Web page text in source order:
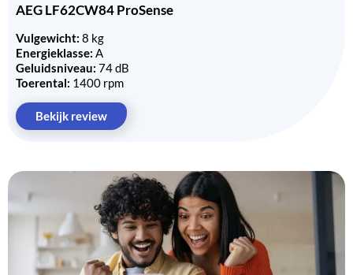
AEG LF62CW84 ProSense
Vulgewicht: 8 kg
Energieklasse: A
Geluidsniveau: 74 dB
Toerental: 1400 rpm
Bekijk review